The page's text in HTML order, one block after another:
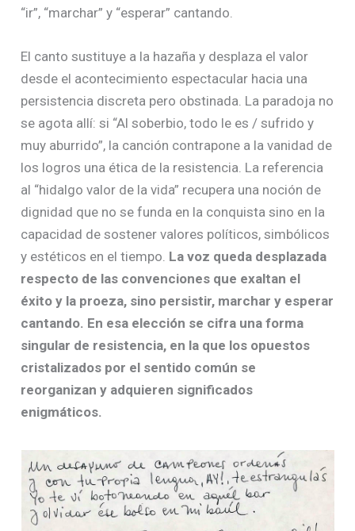
“ir”, “marchar” y “esperar” cantando.
El canto sustituye a la hazaña y desplaza el valor
desde el acontecimiento espectacular hacia una
persistencia discreta pero obstinada. La paradoja no
se agota allí: si “Al soberbio, todo le es / sufrido y
muy aburrido”, la canción contrapone a la vanidad de
los logros una ética de la resistencia. La referencia
al “hidalgo valor de la vida” recupera una noción de
dignidad que no se funda en la conquista sino en la
capacidad de sostener valores políticos, simbólicos
y estéticos en el tiempo. La voz queda desplazada
respecto de las convenciones que exaltan el
éxito y la proeza, sino persistir, marchar y esperar
cantando. En esa elección se cifra una forma
singular de resistencia, en la que los opuestos
cristalizados por el sentido común se
reorganizan y adquieren significados
enigmáticos.